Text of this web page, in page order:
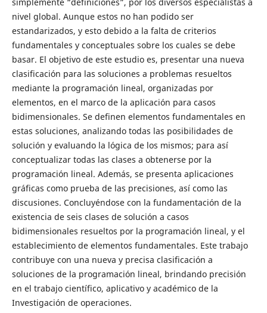
nivel global. Aunque estos no han podido ser
estandarizados, y esto debido a la falta de criterios
fundamentales y conceptuales sobre los cuales se debe
basar. El objetivo de este estudio es, presentar una nueva
clasificación para las soluciones a problemas resueltos
mediante la programación lineal, organizadas por
elementos, en el marco de la aplicación para casos
bidimensionales. Se definen elementos fundamentales en
estas soluciones, analizando todas las posibilidades de
solución y evaluando la lógica de los mismos; para así
conceptualizar todas las clases a obtenerse por la
programación lineal. Además, se presenta aplicaciones
gráficas como prueba de las precisiones, así como las
discusiones. Concluyéndose con la fundamentación de la
existencia de seis clases de solución a casos
bidimensionales resueltos por la programación lineal, y el
establecimiento de elementos fundamentales. Este trabajo
contribuye con una nueva y precisa clasificación a
soluciones de la programación lineal, brindando precisión
en el trabajo científico, aplicativo y académico de la
Investigación de operaciones.